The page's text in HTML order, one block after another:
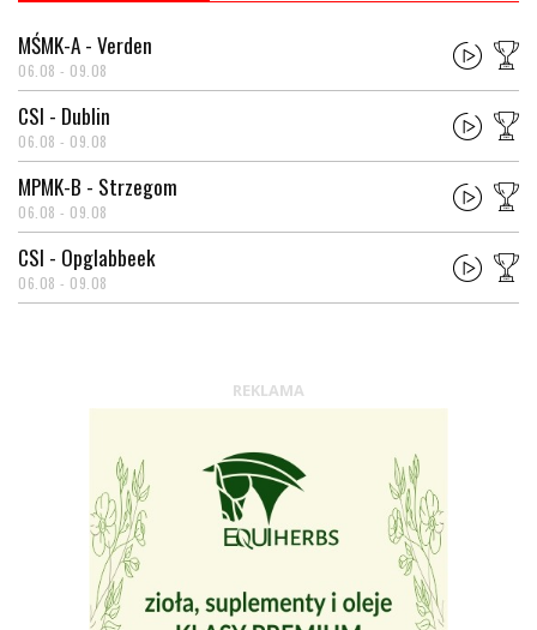
MŚMK-A - Verden
06.08 - 09.08
CSI - Dublin
06.08 - 09.08
MPMK-B - Strzegom
06.08 - 09.08
CSI - Opglabbeek
06.08 - 09.08
REKLAMA